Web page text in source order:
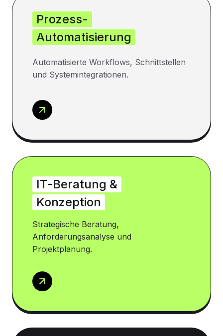
Prozess-
Automatisierung
Automatisierte Workflows, Schnittstellen
und Systemintegrationen.
IT-Beratung &
Konzeption
Strategische Beratung,
Anforderungsanalyse und
Projektplanung.